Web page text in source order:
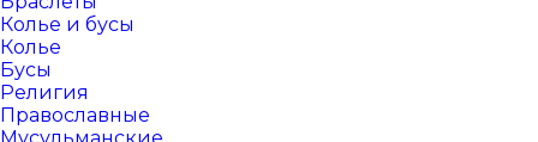
Колье и бусы
Колье
Бусы
Религия
Православные